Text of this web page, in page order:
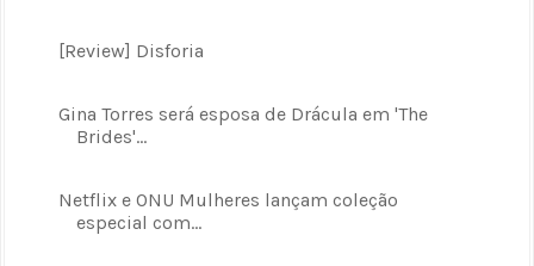
[Review] Disforia
Gina Torres será esposa de Drácula em 'The
Brides'...
Netflix e ONU Mulheres lançam coleção
especial com...